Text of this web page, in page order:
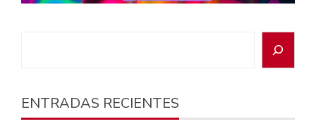
ENTRADAS RECIENTES